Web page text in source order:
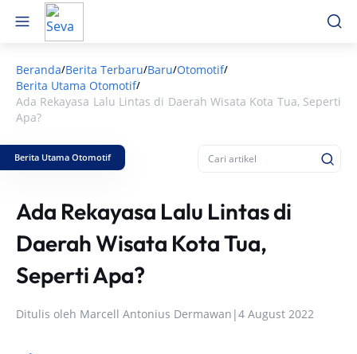
Beranda/Berita Terbaru/Baru/Otomotif/
Berita Utama Otomotif/
Ada Rekayasa Lalu Lintas di Daerah Wisata Kota Tua, Seperti
Apa?
Berita Utama Otomotif
Ada Rekayasa Lalu Lintas di
Daerah Wisata Kota Tua,
Seperti Apa?
Ditulis oleh Marcell Antonius Dermawan |4 August 2022